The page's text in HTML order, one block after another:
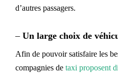
d’autres passagers.
– Un large choix de
Afin de pouvoir satisfaire les
compagnies de taxi proposent